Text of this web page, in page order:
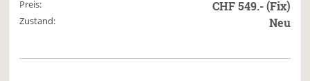
Preis: CHF 549.- (Fix)
Zustand: Neu